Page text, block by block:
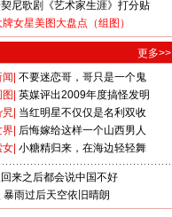
契尼歌剧《艺术家生涯》打分贴
女星美图大盘点（组图）
更多>>
闻 不要迷恋哥，哥只是一个鬼
英媒评出2009年度搞怪发明
旯 当红明星不仅仅是名利双收
界 后悔嫁给这样一个山西男人
女 小糖精归来，在海边轻轻舞
来之后都会说中国不好
暴雨过后天空依旧晴朗